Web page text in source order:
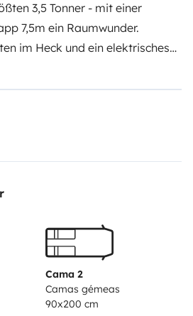
3,5 Tonner - mit einer
7,5m ein Raumwunder.
im Heck und ein elektrisches
Personen für ein entspanntes
vorhanden incl. Töpfe,
und was man sonst noch so
und vieles mehr gibt es
ISOFIX nachgerüstet, Kindersitz
Cama 2
Camas gémeas
90x200 cm